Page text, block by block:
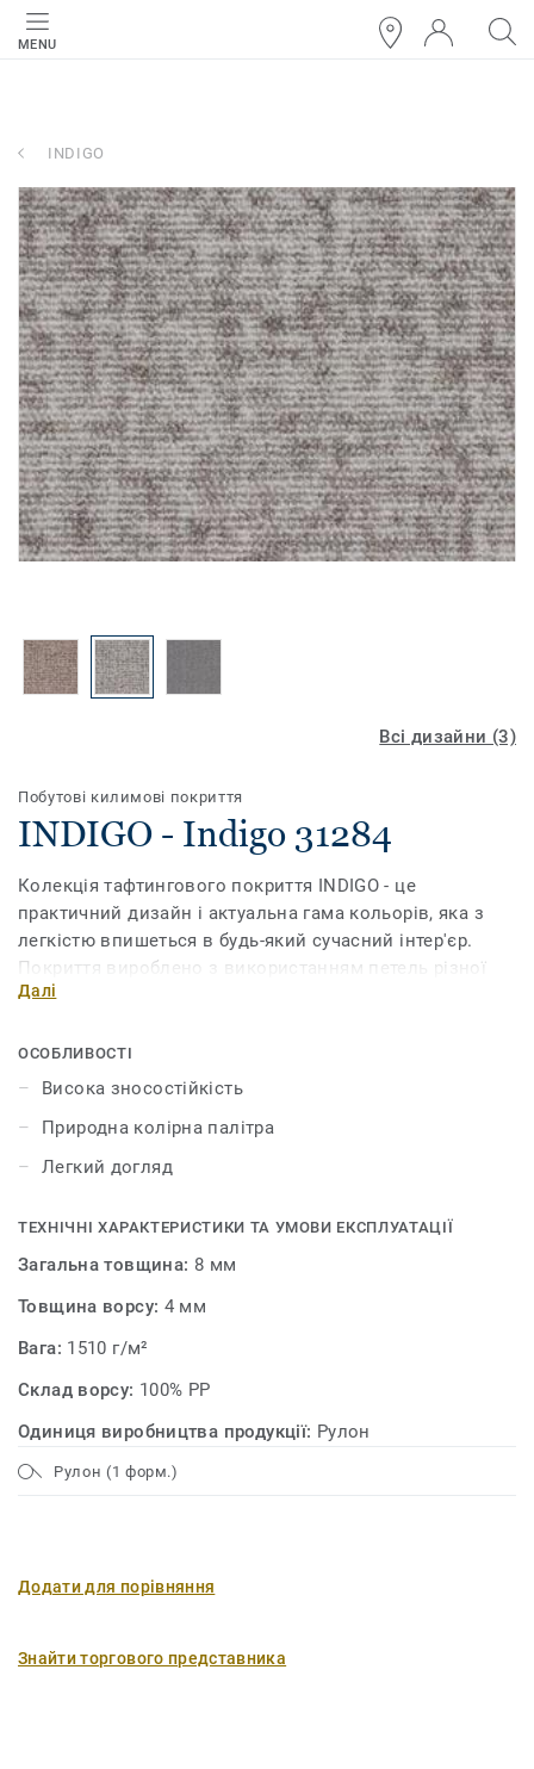
MENU
INDIGO
Всі дизайни (3)
Побутові килимові покриття
INDIGO - Indigo 31284
Колекція тафтингового покриття INDIGO - це
практичний дизайн і актуальна гама кольорів, яка з
легкістю впишеться в будь-який сучасний інтер'єр.
Покриття вироблено з використанням петель різної
висоти.
Далі
ОСОБЛИВОСТІ
Висока зносостійкість
Природна колірна палітра
Легкий догляд
ТЕХНІЧНІ ХАРАКТЕРИСТИКИ ТА УМОВИ ЕКСПЛУАТАЦІЇ
Загальна товщина: 8 мм
Товщина ворсу: 4 мм
Вага: 1510 г/м²
Склад ворсу: 100% PP
Одиниця виробництва продукції: Рулон
Рулон (1 форм.)
Додати для порівняння
Знайти торгового представника